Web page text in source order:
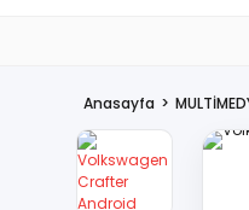
Anasayfa